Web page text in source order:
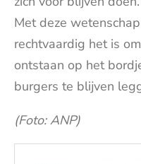
Met deze
rechtvaardig het is
ontstaan op het
burgers te blijven
(Foto: ANP)